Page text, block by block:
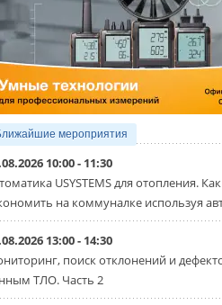
«РУСКЛИМАТ Fest
собрал свыше 700
климатической
Организатором выступил
производственный
3 АВГУСТА 2026
«Датарк» испытал
ЦОД с плотностью 54
стойку
Испытания прошли на
производственной
3 АВГУСТА 2026
Samsung выпускает
систему DVM на R32
Линейка включает семь
производительностью от
Суммарная длина
мероприятия
10:00 - 11:30
USYSTEMS для отопления. Как
на коммуналке используя
13:00 - 14:30
поиск отклонений и
ТЛО. Часть 2